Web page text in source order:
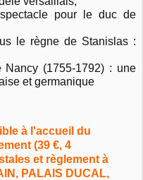
pour le duc de
le règne de Stanislas :
(1755-1792) : une
et germanique
à l'accueil du
(39 €, 4
et règlement à
PALAIS DUCAL,